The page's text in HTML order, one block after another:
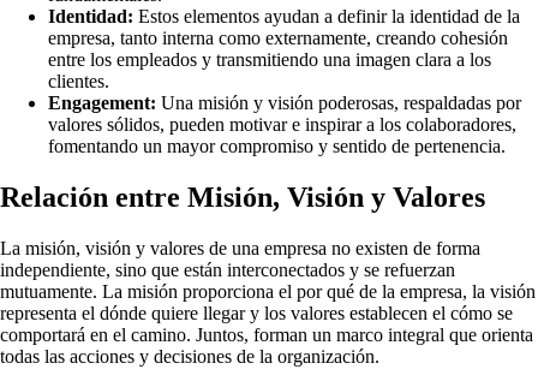
Identidad: Estos elementos ayudan a definir la identidad de la
empresa, tanto interna como externamente, creando cohesión
entre los empleados y transmitiendo una imagen clara a los
clientes.
Engagement: Una misión y visión poderosas, respaldadas por
valores sólidos, pueden motivar e inspirar a los colaboradores,
fomentando un mayor compromiso y sentido de pertenencia.
Relación entre Misión, Visión y Valores
La misión, visión y valores de una empresa no existen de forma
independiente, sino que están interconectados y se refuerzan
mutuamente. La misión proporciona el por qué de la empresa, la visión
representa el dónde quiere llegar y los valores establecen el cómo se
comportará en el camino. Juntos, forman un marco integral que orienta
todas las acciones y decisiones de la organización.